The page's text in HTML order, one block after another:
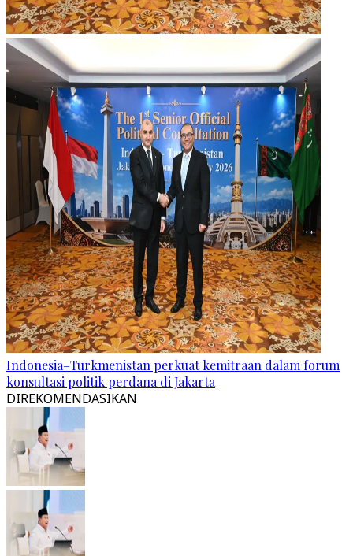
Indonesia–Turkmenistan perkuat kemitraan dalam forum
konsultasi politik perdana di Jakarta
DIREKOMENDASIKAN